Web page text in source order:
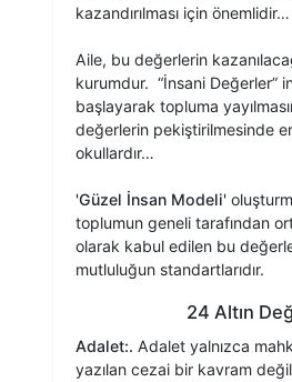
kazandırılması için önemlidir…
Aile, bu değerlerin
kurumdur. “İnsani Değerler”
başlayarak topluma
değerlerin pekiştirilmesinde
okullardır…
'Güzel İnsan Modeli'
toplumun geneli tarafından
olarak kabul edilen bu
mutluluğun standartlarıdır.
24 Altın
Adalet:. Adalet yalnızca
yazılan cezai bir kavram